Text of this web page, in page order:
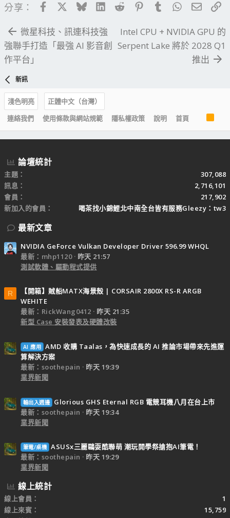
分享： FacebookBlueskyLinkedIn
Reddit PinterestTumblrWhatsApp
電子
微星科技、訊連科技強
強聯手打造「最強 AI 影音創
作平台」
Intel CPU + NVIDIA GPU 的
Serpent Lake 將於 2028 Q1
推出
新訊
淺色明亮
正體中文（台灣）
連絡我們
使用條款與網站規範 隱私權政策 說明 首頁
S
論壇統計
主題
307,088
訊息
2,716,101
會員
217,902
新加入的會員
喝茶找小錦鯉北中南全台皆有服務Gleezy：tw3
最新文章
NVIDIA GeForce Vulkan Developer Driver 596.99 WHQL
最新：mhp1120
昨天 21:57
測試軟體、驅動程式提供
R
【開箱】賊船MATX海景殼 | CORSAIR 2800X RS-R ARGB
WEHITE
最新：RickWang0412
昨天 21:35
新型 Case 安裝發表及硬體改裝
AI 應用 AMD 收購 Taalas，為快速成長的 AI 推論市場帶來先進運
算解決方案
最新：soothepain
昨天 19:39
業界新聞
輸出入週邊
Glorious GHS Eternal RGB 電競耳機八月在台上市
最新：soothepain
昨天 19:34
業界新聞
筆電/桌機 ASUSx三麗鷗耍酷聯萌 潮玩開學祭搶抱AI筆電！
最新：soothepain
昨天 19:29
業界新聞
線上統計
線上會員
1
線上來賓
15,759